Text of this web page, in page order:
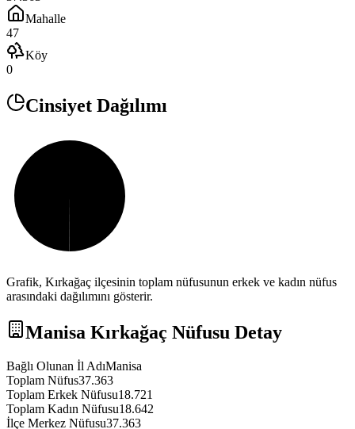
Mahalle
47
Köy
0
Cinsiyet Dağılımı
Grafik, Kırkağaç ilçesinin toplam nüfusunun erkek ve kadın nüfus
arasındaki dağılımını gösterir.
Manisa Kırkağaç Nüfusu Detay
Bağlı Olunan İl AdıManisa
Toplam Nüfus37.363
Toplam Erkek Nüfusu18.721
Toplam Kadın Nüfusu18.642
İlçe Merkez Nüfusu37.363